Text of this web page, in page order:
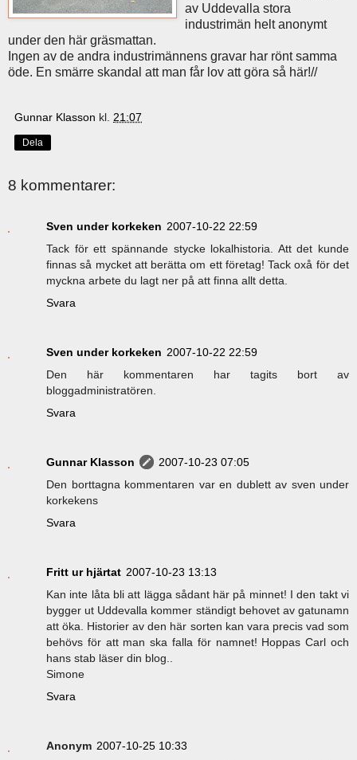
av Uddevalla stora
industrimän helt anonymt
under den här gräsmattan.
Ingen av de andra industrimännens gravar har rönt samma
öde. En smärre skandal att man får lov att göra så här!//
Gunnar Klasson kl. 21:07
Dela
8 kommentarer:
Sven under korkeken 2007-10-22 22:59
Tack för ett spännande stycke lokalhistoria. Att det kunde
finnas så mycket att berätta om ett företag! Tack oxå för det
myckna arbete du lagt ner på att finna allt detta.
Svara
Sven under korkeken 2007-10-22 22:59
Den här kommentaren har tagits bort av
bloggadministratören.
Svara
Gunnar Klasson
2007-10-23 07:05
Den borttagna kommentaren var en dublett av sven under
korkekens
Svara
Fritt ur hjärtat 2007-10-23 13:13
Kan inte låta bli att lägga sådant här på minnet! I den takt vi
bygger ut Uddevalla kommer ständigt behovet av gatunamn
att öka. Historier av den här sorten kan vara precis vad som
behövs för att man ska falla för namnet! Hoppas Carl och
hans stab läser din blog..
Simone
Svara
Anonym 2007-10-25 10:33